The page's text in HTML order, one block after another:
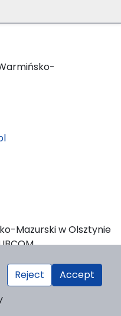
Mazurski w Olsztynie
Reject Accept